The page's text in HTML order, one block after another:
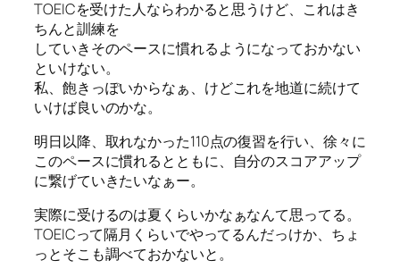
TOEICを受けた人ならわかると思うけど、これはき
ちんと訓練を
していきそのペースに慣れるようになっておかない
といけない。
私、飽きっぽいからなぁ、けどこれを地道に続けて
いけば良いのかな。
明日以降、取れなかった110点の復習を行い、徐々に
このペースに慣れるとともに、自分のスコアアップ
に繋げていきたいなぁー。
実際に受けるのは夏くらいかなぁなんて思ってる。
TOEICって隔月くらいでやってるんだっけか、ちょ
っとそこも調べておかないと。